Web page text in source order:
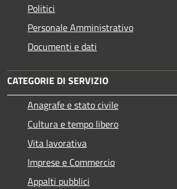
Politici
Personale Amministrativo
Documenti e dati
CATEGORIE DI SERVIZIO
Anagrafe e stato civile
Cultura e tempo libero
Vita lavorativa
Imprese e Commercio
Appalti pubblici